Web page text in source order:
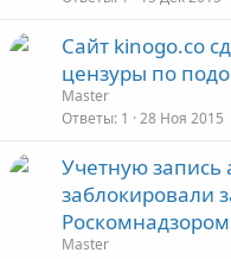
Сайт kinogo.co
цензуры по
Master
Ответы 1 28 Ноя 2015
Учетную
заблокировали
Master